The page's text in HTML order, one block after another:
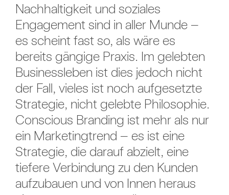
Nachhaltigkeit und soziales
Engagement sind in aller Munde –
es scheint fast so, als wäre es
bereits gängige Praxis. Im gelebten
Businessleben ist dies jedoch nicht
der Fall, vieles ist noch aufgesetzte
Strategie, nicht gelebte Philosophie.
Conscious Branding ist mehr als nur
ein Marketingtrend – es ist eine
Strategie, die darauf abzielt, eine
tiefere Verbindung zu den Kunden
aufzubauen und von Innen heraus